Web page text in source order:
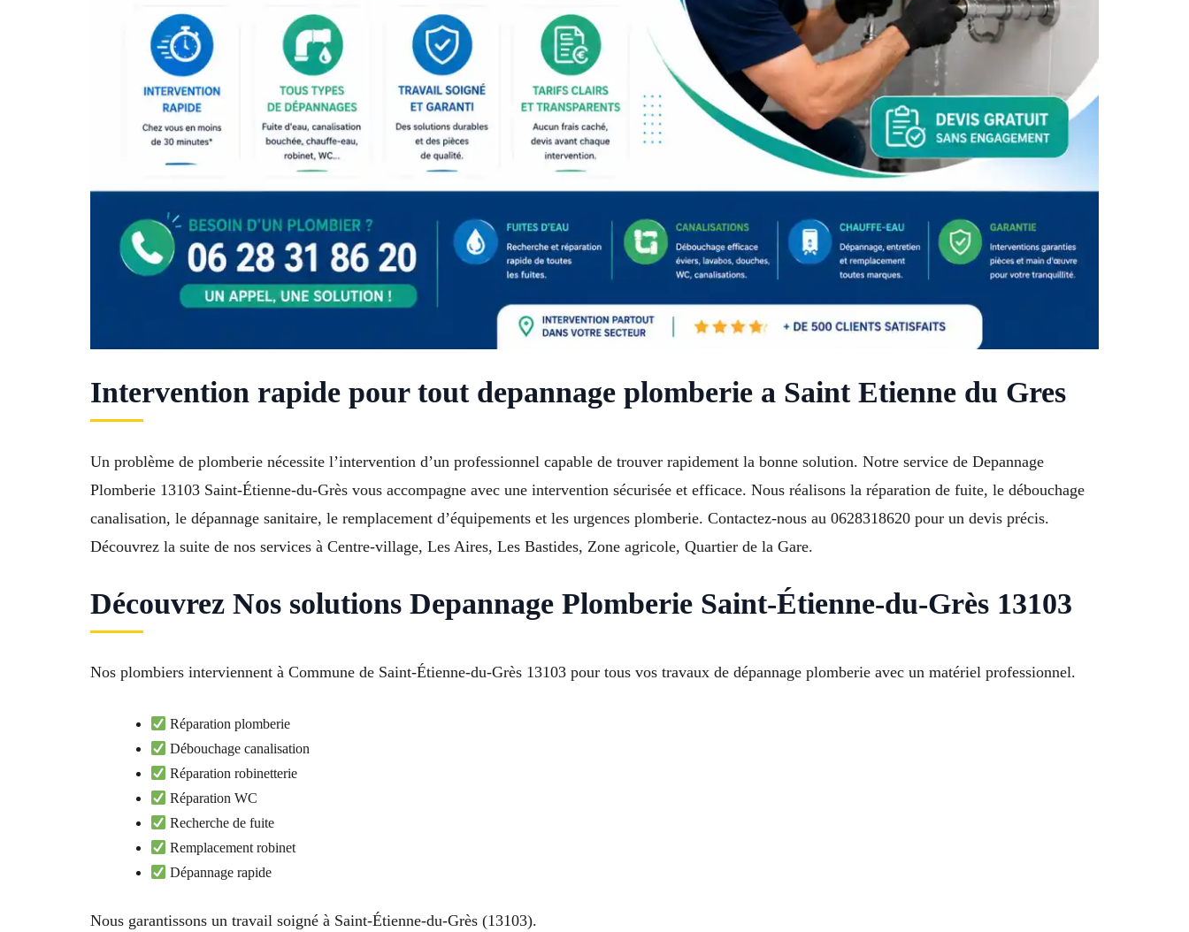
Intervention rapide pour tout depannage plomberie a Saint Etienne du Gres
Un problème de plomberie nécessite l’intervention d’un professionnel capable de trouver rapidement la bonne solution. Notre service de Depannage
Plomberie 13103 Saint-Étienne-du-Grès vous accompagne avec une intervention sécurisée et efficace. Nous réalisons la réparation de fuite, le débouchage
canalisation, le dépannage sanitaire, le remplacement d’équipements et les urgences plomberie. Contactez-nous au 0628318620 pour un devis précis.
Découvrez la suite de nos services à Centre-village, Les Aires, Les Bastides, Zone agricole, Quartier de la Gare.
Découvrez Nos solutions Depannage Plomberie Saint-Étienne-du-Grès 13103
Nos plombiers interviennent à Commune de Saint-Étienne-du-Grès 13103 pour tous vos travaux de dépannage plomberie avec un matériel professionnel.
Réparation plomberie
Débouchage canalisation
Réparation robinetterie
Réparation WC
Recherche de fuite
Remplacement robinet
Dépannage rapide
Nous garantissons un travail soigné à Saint-Étienne-du-Grès (13103).